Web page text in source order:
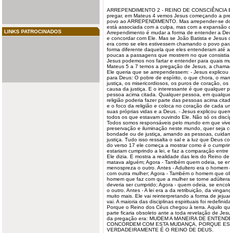
LINKS PATROCINADOS
ARREPENDIMENTO 2 - REINO DE
pregar, em Mateus 4 vemos Jesus começando a
povo aoARREPENDIMENTO . Mas arrepender-se
está associada com a culpa, mas com a expansão
Arrependimento é mudar a forma de entendera
e concordar com Ele. Mas se João Batista e
era como se eles estivessem chamando o povo
forma diferente daquela que eles entenderam até
poucas a passagens que mostrem no que
Jesus podemos nos fartar e entender para quais
Mateus 5 a 7 temos a pregação de Jesus, a
Ele queria que se arrependessem: - Jesus
para Deus: O pobre de espírito, o que chora, o
justiça, os misericordiosos, os puros de coração,
causa da justiça. E o interessante é que qualquer
pessoa acima citada. Qualquer pessoa, em
religião poderia fazer parte das pessoas acima
e o foco da religião e coloca no coração de cada
suas próprias vidas e a Deus. - Jesus explicou
todos os que estavam ouvindo Ele. Não só os
Todos somos responsáveis pelo mundo em que
preservação e iluminação neste mundo, quer seja
bondade ou de justiça, amando as pessoas,
justiça. Tudo isso ressalta o sal e a luz que Deus
do verso 17 ele começa a mostrar como é o
estariam cumprindo a lei, e faz a comparação
Ele dizia. E mostra a realidade das leis do Reino
matava alguém; Agora - Também quem odeia, se
menospreza o outro. Antes - Adultero era o
com outra mulher; Agora - Também o homem que
homem que faz com que a mulher se torne
deveria ser cumprido; Agora - quem odeia, se
o outro. Antes - A lei era a da retribuição, da
muito mais. Ele vai reinterpretando a forma de
vai. A maioria das disciplinas espirituais foi
Porque o Reino dos Céus chegou à terra. Aquilo
parte ficaria obsoleto ante a toda revelação de
da pregação era: MUDEM A MANEIRA DE
CONCORDEM COM ESTA MUDANÇA, PORQUE
VERDADEIRAMENTE É O REINO DE DEUS.